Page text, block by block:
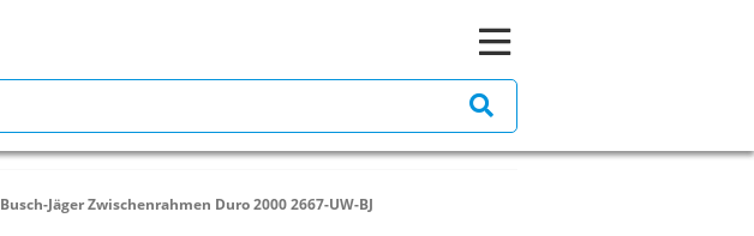
Busch-Jäger Zwischenrahmen Duro 2000 2667-UW-BJ